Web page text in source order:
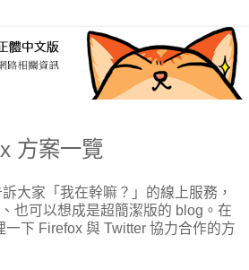
方案一覽
大家「我在幹嘛？」的線上服務，
也可以想成是超簡潔版的 blog。在
一下 Firefox 與 Twitter 協力合作的方